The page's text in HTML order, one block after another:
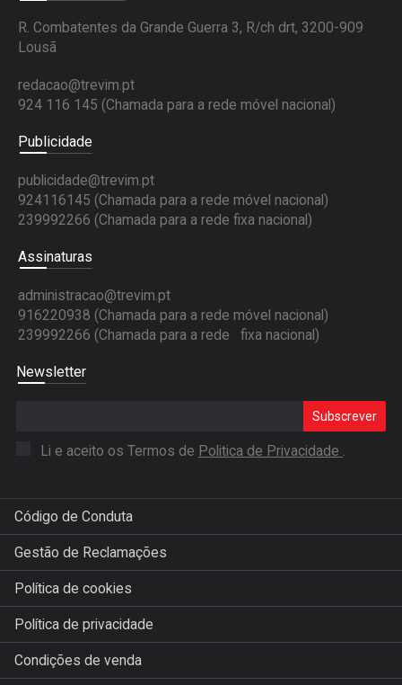
R. Combatentes da Grande Guerra 3, R/ch drt, 3200-909
Lousã
redacao@trevim.pt
924 116 145 (Chamada para a rede móvel nacional)
Publicidade
publicidade@trevim.pt
924116145 (Chamada para a rede móvel nacional)
239992266 (Chamada para a rede fixa nacional)
Assinaturas
administracao@trevim.pt
916220938 (Chamada para a rede móvel nacional)
239992266 (Chamada para a rede fixa nacional)
Newsletter
Subscrever
Li e aceito os Termos de Politica de Privacidade .
Código de Conduta
Gestão de Reclamações
Política de cookies
Política de privacidade
Condições de venda